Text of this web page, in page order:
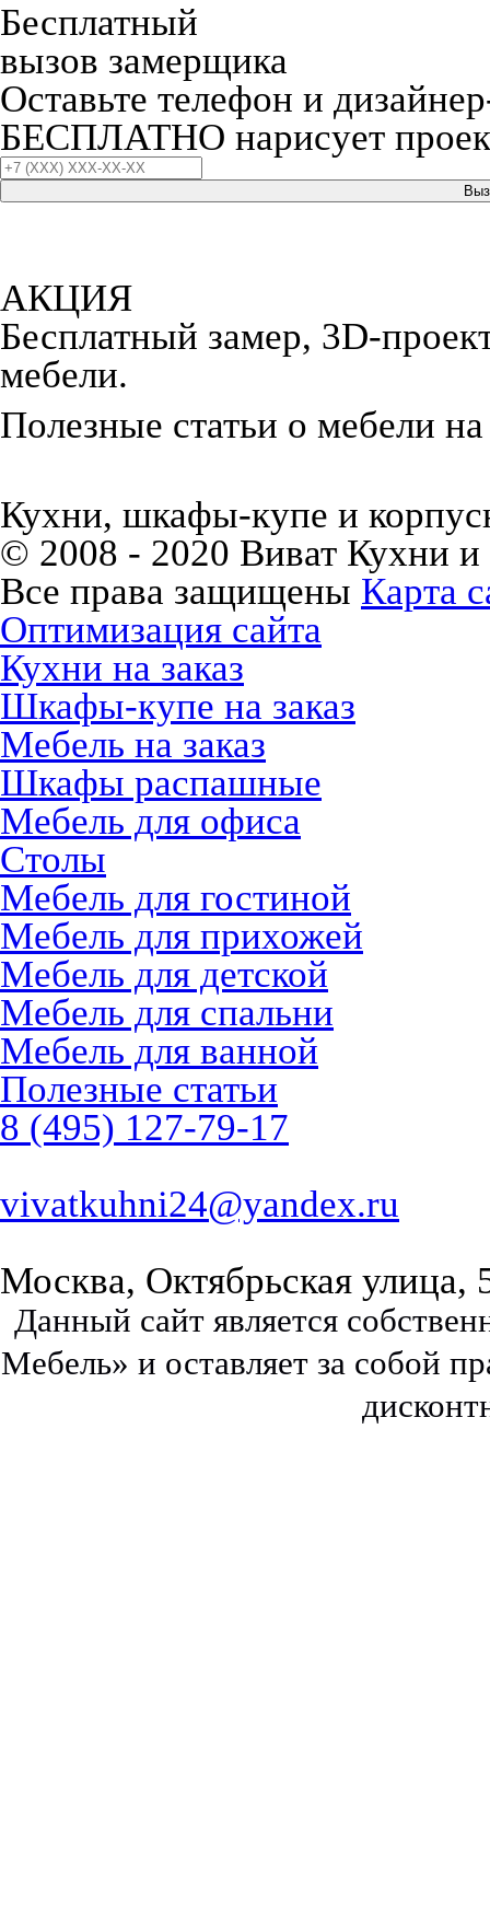
Бесплатный
вызов замерщика
Оставьте телефон и
БЕСПЛАТНО нарисует
АКЦИЯ
Бесплатный замер, 3D-
мебели.
Полезные статьи о мебели на
Кухни, шкафы-купе и
© 2008 - 2020 Виват Кухни
Все права защищены Карта
Оптимизация сайта
Кухни на заказ
Шкафы-купе на заказ
Мебель на заказ
Шкафы распашные
Мебель для офиса
Столы
Мебель для гостиной
Мебель для прихожей
Мебель для детской
Мебель для спальни
Мебель для ванной
Полезные статьи
8 (495) 127-79-17
vivatkuhni24@yandex.ru
Москва, Октябрьская улица,
Данный сайт является
Мебель» и оставляет за собой